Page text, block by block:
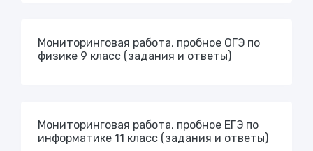
Мониторинговая работа, пробное ОГЭ по
физике 9 класс (задания и ответы)
Мониторинговая работа, пробное ЕГЭ по
информатике 11 класс (задания и ответы)